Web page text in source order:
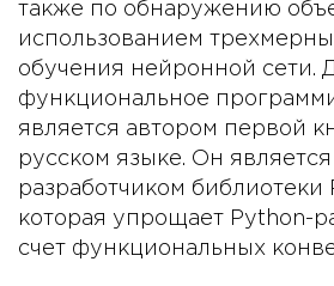
также по обнаружению
использованием
обучения нейронной сети.
функциональное
является автором первой
русском языке. Он
разработчиком библиотеки
которая упрощает Python-
счет функциональных